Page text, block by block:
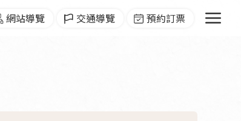
網站導覽 交通導覽 預約訂票 menu